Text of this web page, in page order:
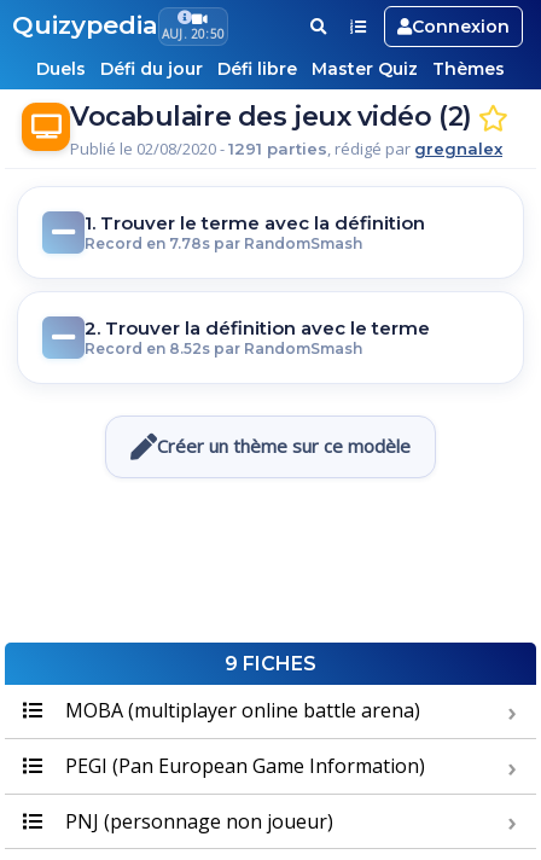
Quizypedia AUJ. 20:50
Connexion
Duels
Défi du jour Défi libre Master Quiz Thèmes
Vocabulaire des jeux vidéo (2)
Publié le 02/08/2020 -1291 parties, rédigé par gregnalex
1. Trouver le terme avec la définition
Record en 7.78s par RandomSmash
2. Trouver la définition avec le terme
Record en 8.52s par RandomSmash
Créer un thème sur ce modèle
9 FICHES
MOBA (multiplayer online battle arena)
PEGI (Pan European Game Information)
PNJ (personnage non joueur)